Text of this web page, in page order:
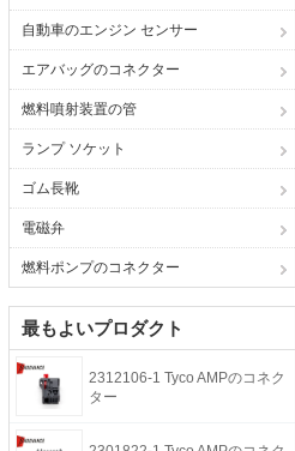
自動車のエンジン センサー
エアバッグのコネクター
燃料噴射装置の管
ランプ ソケット
ゴム長靴
電磁弁
燃料ポンプのコネクター
最もよいプロダクト
2312106-1 Tyco AMPのコネク
ター